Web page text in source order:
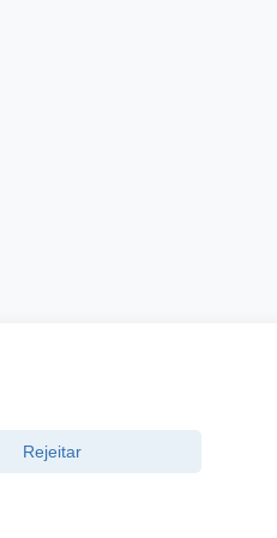
Rejeitar
-